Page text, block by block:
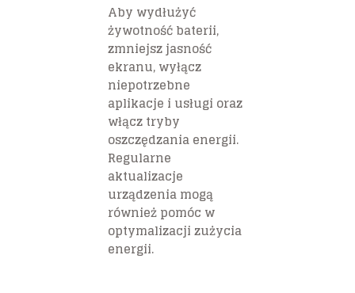
Aby wydłużyć
żywotność baterii,
zmniejsz jasność
ekranu, wyłącz
niepotrzebne
aplikacje i usługi oraz
włącz tryby
oszczędzania energii.
Regularne
aktualizacje
urządzenia mogą
również pomóc w
optymalizacji zużycia
energii.